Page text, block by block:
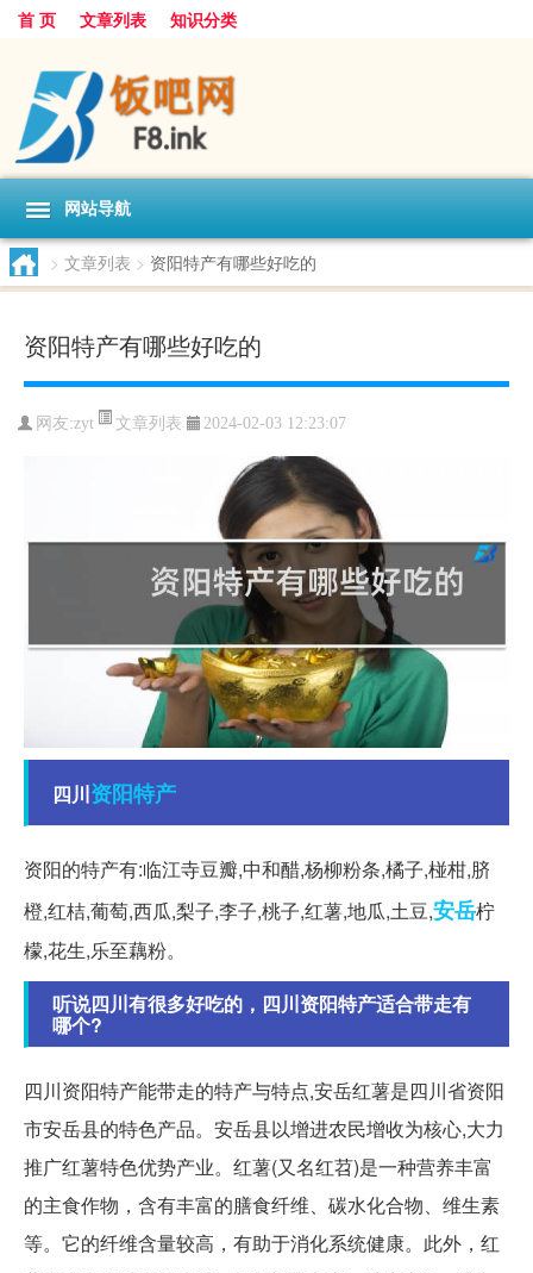
首 页 文章列表 知识分类
网站导航
> 文章列表 > 资阳特产有哪些好吃的
资阳特产有哪些好吃的
网友:zyt 文章列表 2024-02-03 12:23:07
四川资阳特产
资阳的特产有:临江寺豆瓣,中和醋,杨柳粉条,橘子,椪柑,脐
橙,红桔,葡萄,西瓜,梨子,李子,桃子,红薯,地瓜,土豆,安岳柠
檬,花生,乐至藕粉。
听说四川有很多好吃的，四川资阳特产适合带走有
哪个?
四川资阳特产能带走的特产与特点,安岳红薯是四川省资阳
市安岳县的特色产品。安岳县以增进农民增收为核心,大力
推广红薯特色优势产业。红薯(又名红苕)是一种营养丰富
的主食作物，含有丰富的膳食纤维、碳水化合物、维生素
等。它的纤维含量较高，有助于消化系统健康。此外，红